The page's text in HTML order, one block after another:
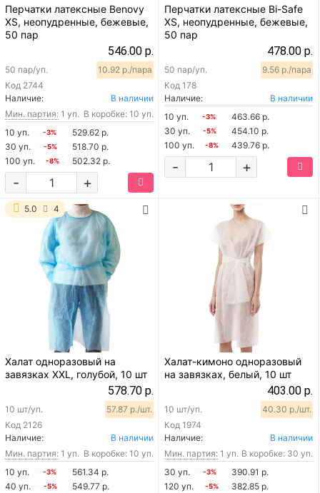
Перчатки латексные Benovy
XS, неопудренные, бежевые,
50 пар
546.00 р.
Код 2744
50 пар/уп. 10.92 р./пара
Наличие:
В наличии
Мин. партия: 1 уп. В коробке: 10 уп.
10 уп.
-3%
529.62 р.
30 уп.
-5%
518.70 р.
100 уп.
-8% 502.32 р.
+
-
Перчатки латексные Bi-Safe
XS, неопудренные, бежевые,
50 пар
478.00 р.
Код 178
50 пар/уп. 9.56 р./пара
Наличие:
В наличии
10 уп.
-3%
463.66 р.
30 уп.
-5%
454.10 р.
100 уп.
-8% 439.76 р.
+
-
5.0 4
Халат одноразовый на
завязках XXL, голубой, 10 шт
578.70 р.
Код 2126
10 шт/уп. 57.87 р./шт.
Наличие:
В наличии
Мин. партия: 1 уп. В коробке: 10 уп.
10 уп.
-3%
561.34 р.
40 уп.
-5%
549.77 р.
Халат-кимоно одноразовый
на завязках, белый, 10 шт
403.00 р.
Код 1974
10 шт/уп. 40.30 р./шт.
Наличие:
В наличии
Мин. партия: 1 уп. В коробке: 30 уп.
30 уп.
-3%
390.91 р.
120 уп.
-5%
382.85 р.